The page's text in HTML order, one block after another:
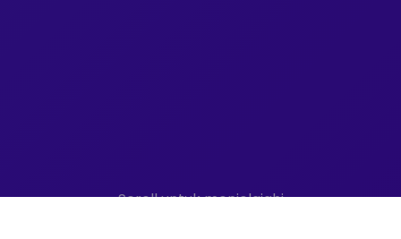
Scroll untuk menjelajahi